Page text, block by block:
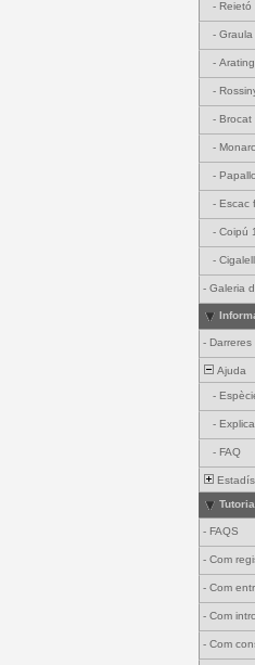
- Reietó
- Graula
-
-
- Brocat
-
-
- Escac
- Coipú
-
- Galeria
-
Ajuda
-
-
- FAQ
- FAQS
- Com
- Com
- Com
- Com